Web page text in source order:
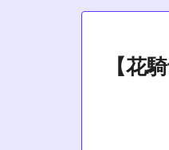
【花